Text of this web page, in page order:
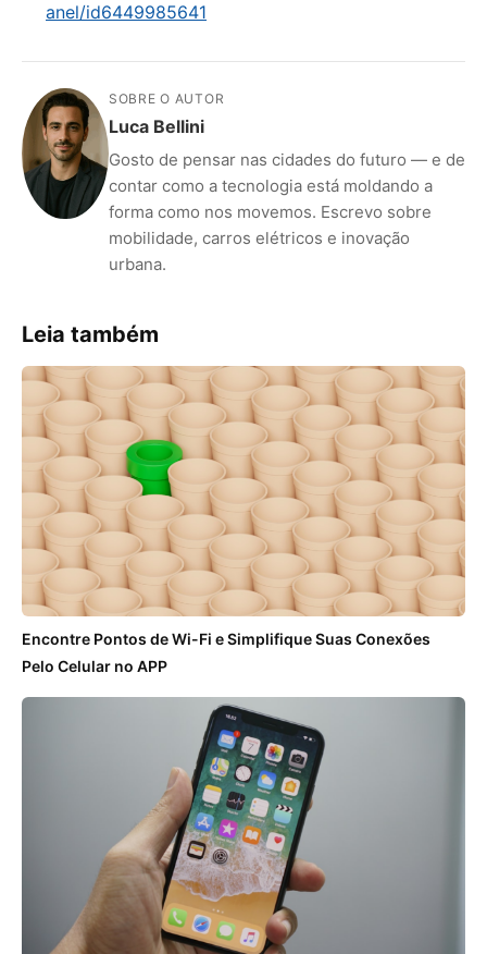
anel/id6449985641
SOBRE O AUTOR
Luca Bellini
Gosto de pensar nas cidades do futuro — e de
contar como a tecnologia está moldando a
forma como nos movemos. Escrevo sobre
mobilidade, carros elétricos e inovação
urbana.
Leia também
Encontre Pontos de Wi-Fi e Simplifique Suas Conexões
Pelo Celular no APP